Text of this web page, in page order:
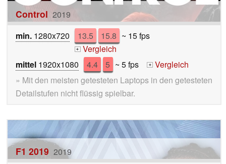
Control 2019
min. 1280x720 13.5 15.8 ~ 15 fps
+ Vergleich
mittel 1920x1080 4.4 5 ~ 5 fps + Vergleich
» Mit den meisten getesteten Laptops in den getesteten
Detailstufen nicht flüssig spielbar.
F1 2019 2019